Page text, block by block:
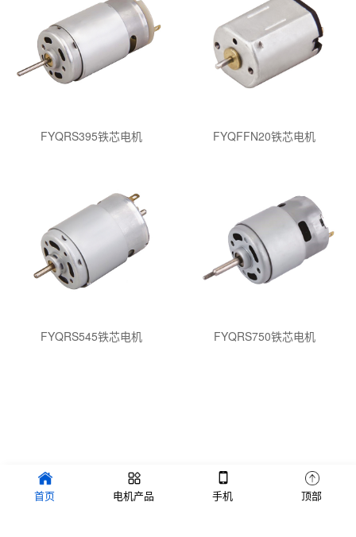
FYQRS395铁芯电机 FYQFFN20铁芯电机
FYQRS545铁芯电机 FYQRS750铁芯电机
友情链接: 龙岗网站建设 不锈钢焊接机
深圳做网站公司
首页 电机产品 手机 顶部